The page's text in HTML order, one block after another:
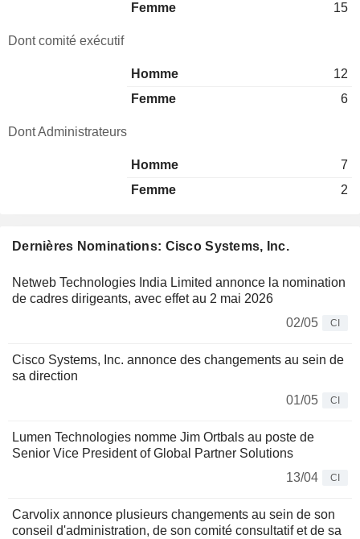
Dernières Nominations: Cisco Systems, Inc.
Netweb Technologies India Limited annonce la nomination
de cadres dirigeants, avec effet au 2 mai 2026
02/05
CI
Cisco Systems, Inc. annonce des changements au sein de
sa direction
01/05
CI
Lumen Technologies nomme Jim Ortbals au poste de
Senior Vice President of Global Partner Solutions
13/04
CI
Carvolix annonce plusieurs changements au sein de son
conseil d'administration, de son comité consultatif et de sa
Femme
15
Dont comité exécutif
Homme
12
Femme
6
Dont Administrateurs
Homme
7
Femme
2